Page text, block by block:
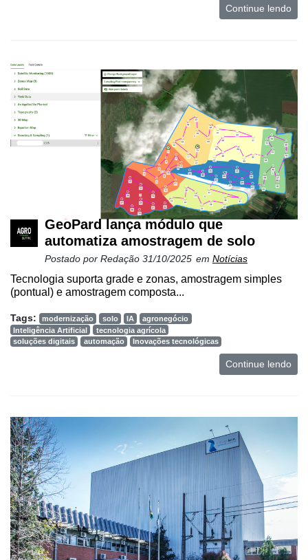
Continue lendo
GeoPard lança módulo que
automatiza amostragem de solo
Postado por Redação 31/10/2025 em Notícias
Tecnologia suporta grade e zonas, amostragem simples
(pontual) e amostragem composta...
Tags: modernização solo IA
agronegócio
Inteligência Artificial
tecnologia agrícola
soluções digitais
automação Inovações tecnológicas
Continue lendo